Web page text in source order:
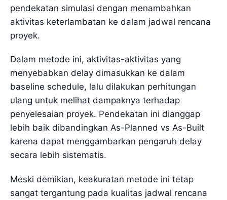
pendekatan simulasi dengan menambahkan
aktivitas keterlambatan ke dalam jadwal rencana
proyek.
Dalam metode ini, aktivitas-aktivitas yang
menyebabkan delay dimasukkan ke dalam
baseline schedule, lalu dilakukan perhitungan
ulang untuk melihat dampaknya terhadap
penyelesaian proyek. Pendekatan ini dianggap
lebih baik dibandingkan As-Planned vs As-Built
karena dapat menggambarkan pengaruh delay
secara lebih sistematis.
Meski demikian, keakuratan metode ini tetap
sangat tergantung pada kualitas jadwal rencana